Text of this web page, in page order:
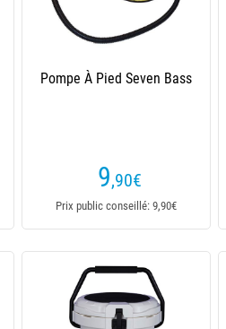
Pompe À Pied Seven Bass
9,90€
Prix public conseillé: 9,90€